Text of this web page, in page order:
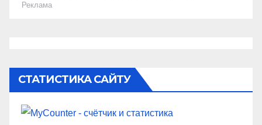
Реклама
СТАТИСТИКА САЙТУ